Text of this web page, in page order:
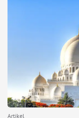
Artikel